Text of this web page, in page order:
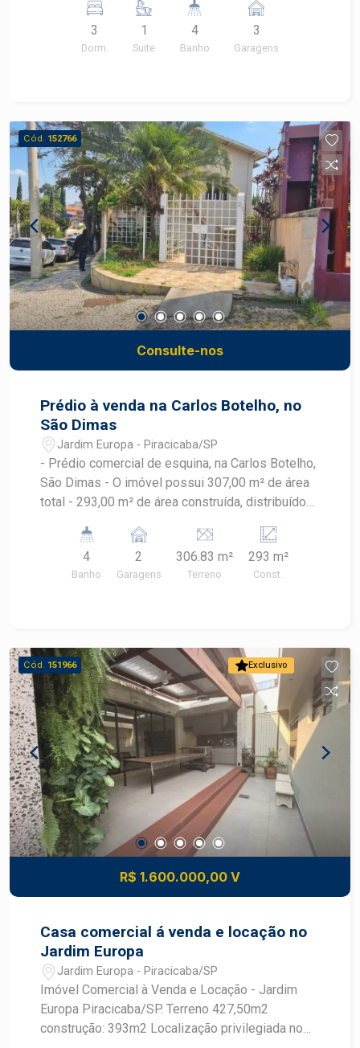
com sacada - Lavabo e sala de TV - Cozinha
planejada, lavanderia, despensa e banheiro de
serviço - 3 dormitórios, sendo 1 suíte com closet
condomínio: - Piscinas adulto e infantil - Quadra
poliesportiva e quadra de tênis - 2 salões de
festas com churrasqueira - Playground -
Academia moderna - Sauna e praça de leitura
Localizado em uma das regiões mais nobres e
valorizadas da cidade Consulte sempre um
corretor especialista Frias Neto!
3
Dorm.
1
Suite
4
Banho
3
Garagens
Cód. 152766
Consulte-nos
Prédio à venda na Carlos Botelho, no
São Dimas
Jardim Europa - Piracicaba/SP
- Prédio comercial de esquina, na Carlos Botelho,
São Dimas - O imóvel possui 307,00 m² de área
total - 293,00 m² de área construída, distribuídos
5 banheiros sociais, 2 copas de apoio e acesso
adaptado para PCD. - Subsolo com acesso para
rua lateral - Vagas de recuo
4
Banho
2
Garagens
306.83 m²
Terreno
293 m²
Const.
Exclusivo
Cód. 151966
R$ 1.600.000,00 V
Casa comercial á venda e locação no
Jardim Europa
Jardim Europa - Piracicaba/SP
Imóvel Comercial à Venda e Locação - Jardim
Europa Piracicaba/SP. Terreno 427,50m2
construção: 393m2 Localização privilegiada no